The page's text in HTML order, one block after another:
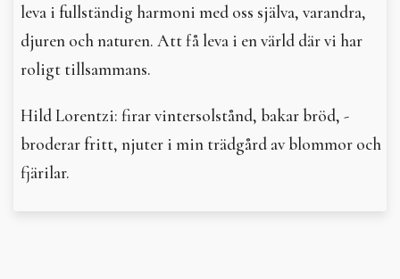
leva i fullständig harmoni med oss själva, varandra,
djuren och naturen. Att få leva i en värld där vi har
roligt tillsammans.
Hild Lorentzi: firar vintersolstånd, bakar bröd, ­
broderar fritt, njuter i min trädgård av blommor och
fjärilar.